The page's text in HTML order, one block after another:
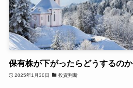
保有株が下がったらどうするのか
2025年1月30日 投資判断